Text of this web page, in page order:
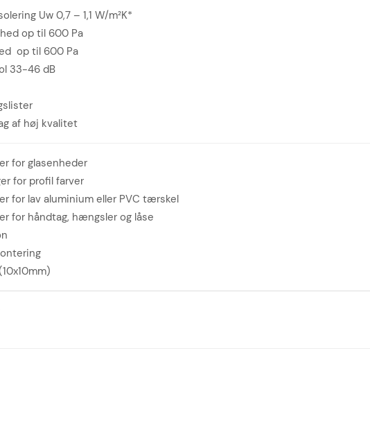
Uw 0,7 – 1,1 W/m²K*
op til 600 Pa
op til 600 Pa
33-46 dB
af høj kvalitet
for glasenheder
for profil farver
for lav aluminium eller PVC tærskel
for håndtag, hængsler og låse